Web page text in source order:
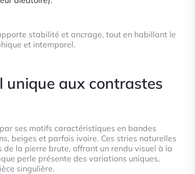
stabilité et ancrage, tout en habillant le
et intemporel.
unique aux contrastes
ses motifs caractéristiques en bandes
beiges et parfois ivoire. Ces stries naturelles
la pierre brute, offrant un rendu visuel à la
perle présente des variations uniques,
singulière.